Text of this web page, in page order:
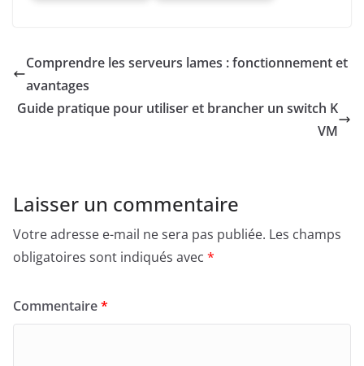
Comprendre les serveurs lames : fonctionnement et
avantages
Guide pratique pour utiliser et brancher un switch K
VM
Laisser un commentaire
Votre adresse e-mail ne sera pas publiée. Les champs
obligatoires sont indiqués avec *
Commentaire*